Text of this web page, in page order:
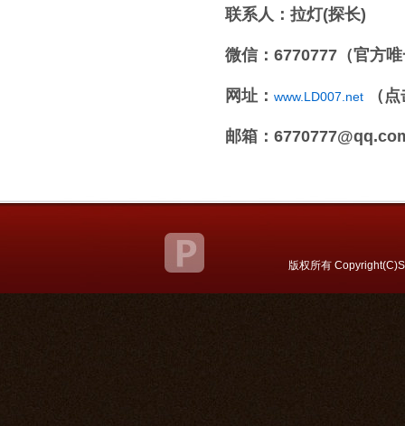
联系人：拉灯(探长)
微信：6770777（官方唯
网址： www.LD007.net （
邮箱：
版权所有